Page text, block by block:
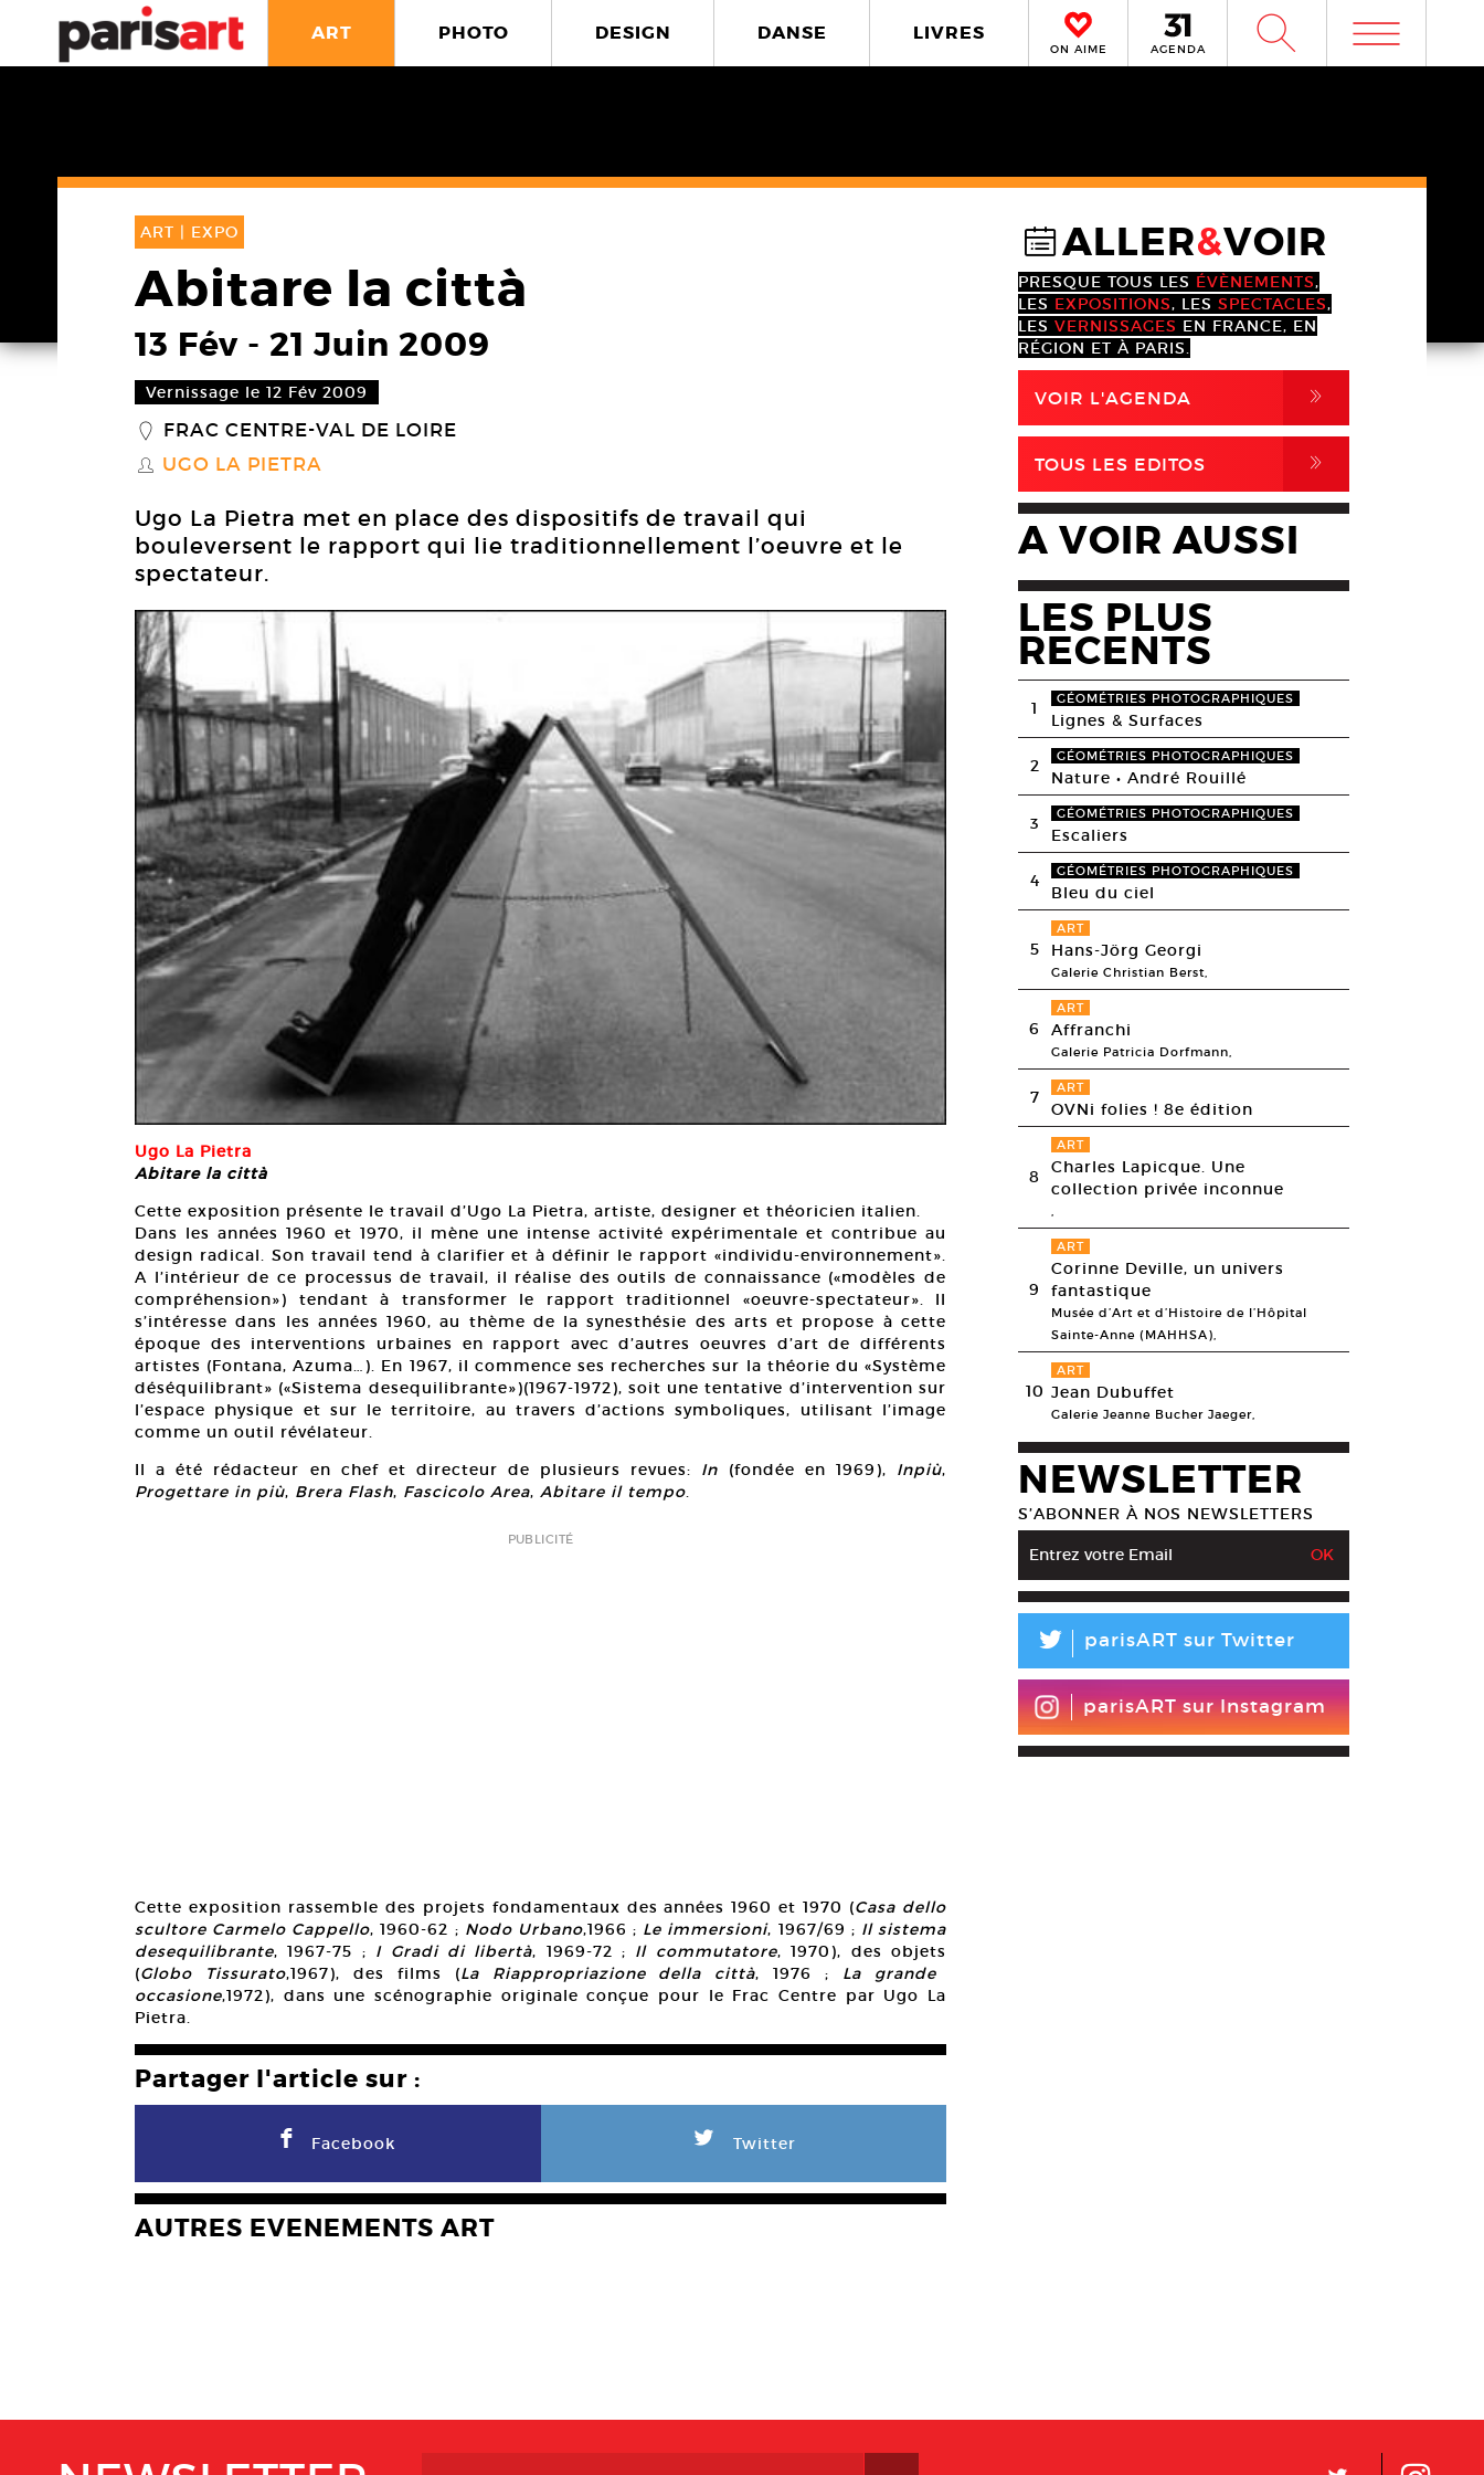
ART PHOTO DESIGN DANSE LIVRES
ON AIME AGENDA W m
ART | EXPO
Abitare la città
13 Fév - 21 Juin 2009
Vernissage le 12 Fév 2009
_ FRAC CENTRE-VAL DE LOIRE
S UGO LA PIETRA
Ugo La Pietra met en place des dispositifs de travail qui
bouleversent le rapport qui lie traditionnellement l’oeuvre et le
spectateur.
Ugo La Pietra
Abitare la città
Cette exposition présente le travail d’Ugo La Pietra, artiste, designer et théoricien italien.
Dans les années 1960 et 1970, il mène une intense activité expérimentale et contribue au
design radical. Son travail tend à clarifier et à définir le rapport «individu-environnement».
A l’intérieur de ce processus de travail, il réalise des outils de connaissance («modèles de
compréhension») tendant à transformer le rapport traditionnel «oeuvre-spectateur». Il
s’intéresse dans les années 1960, au thème de la synesthésie des arts et propose à cette
époque des interventions urbaines en rapport avec d’autres oeuvres d’art de différents
artistes (Fontana, Azuma…). En 1967, il commence ses recherches sur la théorie du «Système
déséquilibrant» («Sistema desequilibrante»)(1967-1972), soit une tentative d’intervention sur
l’espace physique et sur le territoire, au travers d’actions symboliques, utilisant l’image
comme un outil révélateur.
Il a été rédacteur en chef et directeur de plusieurs revues: In (fondée en 1969), Inpiù,
Progettare in più, Brera Flash, Fascicolo Area, Abitare il tempo.
PUBLICITÉ
Cette exposition rassemble des projets fondamentaux des années 1960 et 1970 (Casa dello
scultore Carmelo Cappello, 1960-62 ; Nodo Urbano,1966 ; Le immersioni, 1967/69 ; Il sistema
desequilibrante, 1967-75 ; I Gradi di libertà, 1969-72 ; Il commutatore, 1970), des objets
(Globo Tissurato,1967), des films (La Riappropriazione della città, 1976 ; La grande
occasione,1972), dans une scénographie originale conçue pour le Frac Centre par Ugo La
Pietra.
Partager l'article sur :
F Facebook L Twitter
AUTRES EVENEMENTS ART
@ALLER&VOIR
PRESQUE TOUS LES ÉVÈNEMENTS,
LES EXPOSITIONS, LES SPECTACLES,
LES VERNISSAGES EN FRANCE, EN
RÉGION ET À PARIS.
VOIR L'AGENDA ,
TOUS LES EDITOS ,
A VOIR AUSSI
LES PLUS
RECENTS
1 GÉOMÉTRIES PHOTOGRAPHIQUES
Lignes & Surfaces
2 GÉOMÉTRIES PHOTOGRAPHIQUES
Nature • André Rouillé
3 GÉOMÉTRIES PHOTOGRAPHIQUES
Escaliers
4 GÉOMÉTRIES PHOTOGRAPHIQUES
Bleu du ciel
5
ART
Hans-Jörg Georgi
Galerie Christian Berst,
6
ART
Affranchi
Galerie Patricia Dorfmann,
7 ART
OVNi folies ! 8e édition
8
ART
Charles Lapicque. Une
collection privée inconnue
,
9
ART
Corinne Deville, un univers
fantastique
Musée d’Art et d’Histoire de l’Hôpital
Sainte-Anne (MAHHSA),
10
ART
Jean Dubuffet
Galerie Jeanne Bucher Jaeger,
NEWSLETTER
S’ABONNER À NOS NEWSLETTERS
L parisART sur Twitter
parisART sur Instagram